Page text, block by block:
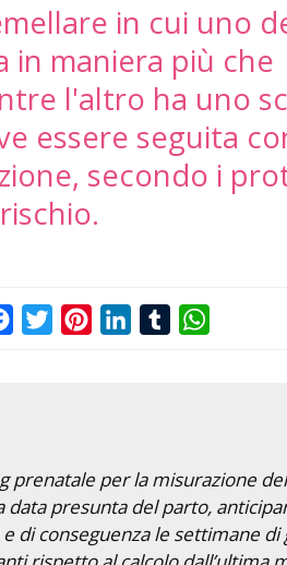
in cui uno
in maniera più che
l'altro ha uno
essere seguita
secondo i
FacebookTwitterPinterestLinkedInTumblr
prenatale per la misurazione
data presunta del parto,
di conseguenza le settimane di